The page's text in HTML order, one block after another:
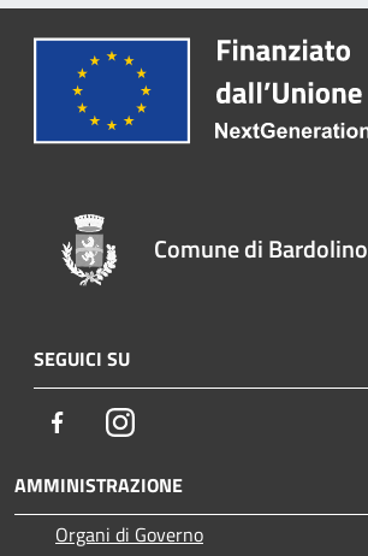
Comune di Bardolino
SEGUICI SU
FacebookInstagram
AMMINISTRAZIONE
Organi di Governo